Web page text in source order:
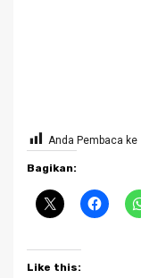
Anda Pembaca ke
Bagikan:
Like this: